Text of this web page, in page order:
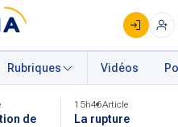
Rubriques Vidéos
de
15h46Article
La rupture